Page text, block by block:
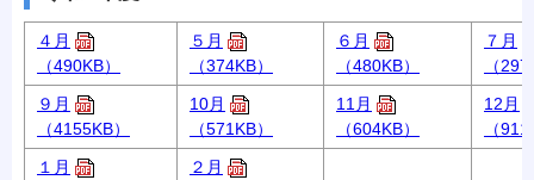
４月
（490KB）
５月
（374KB）
６月
（480KB）
７月
（
９月
（4155KB）
10月
（571KB）
11月
（604KB）
12月
（
１月
２月